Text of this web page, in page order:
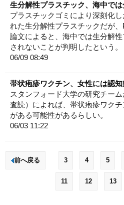
生分解性プラスチック、海中で
プラスチックゴミにより深刻化
れた生分解性プラスチックだが
論文によると、海中では生分解
されないことが判明したという。
06/09 08:49
帯状疱疹ワクチン、女性には認
スタンフォード大学の研究チー
査読）によれば、帯状疱疹ワク
がある可能性があるらしい。
06/03 11:22
前へ戻る 3 4 5
11 12 13